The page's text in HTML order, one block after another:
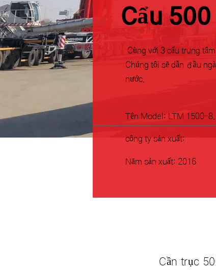
Cẩu 500
Cùng với 3 cẩu trung
Chúng tôi sẽ dẫn đầu
nước.
​Tên Model: LTM 1500-
​công ty sản xuất:
​Năm sản xuất: 2016
Cần trục